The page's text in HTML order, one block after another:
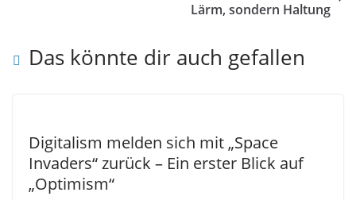
Lärm, sondern Haltung
Das könnte dir auch gefallen
Digitalism melden sich mit „Space
Invaders“ zurück – Ein erster Blick auf
„Optimism“